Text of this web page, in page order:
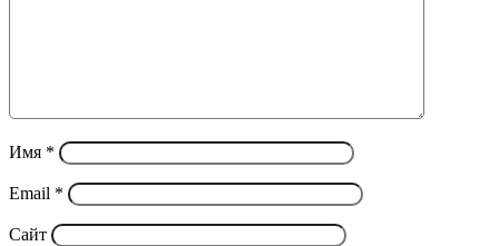
Имя *
Email *
Сайт